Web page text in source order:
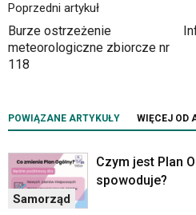
Poprzedni artykuł
Burze ostrzeżenie
meteorologiczne zbiorcze nr
118
POWIĄZANE ARTYKUŁY WIĘCEJ OD
Samorząd
Czym jest Plan
spowoduje?